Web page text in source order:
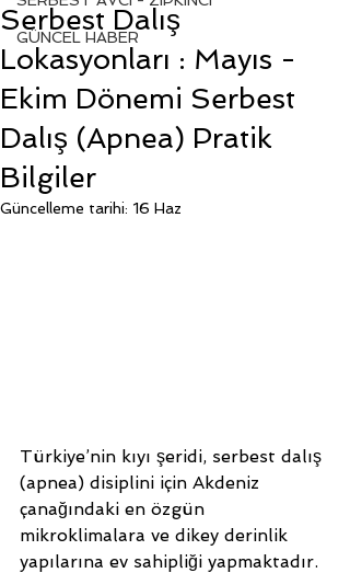
GÜNCEL HABER
Serbest Dalış
Lokasyonları : Mayıs -
Ekim Dönemi Serbest
Dalış (Apnea) Pratik
Bilgiler
Güncelleme tarihi: 16 Haz
Türkiye’nin kıyı şeridi, serbest dalış
(apnea) disiplini için Akdeniz
çanağındaki en özgün
mikroklimalara ve dikey derinlik
yapılarına ev sahipliği yapmaktadır.